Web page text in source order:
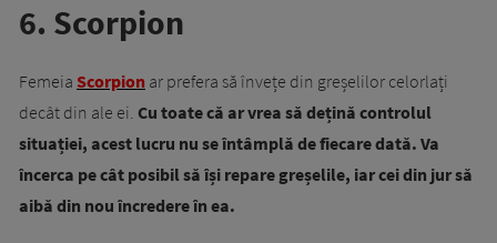
6. Scorpion
Femeia Scorpion ar prefera să învețe din greșelilor celorlați
decât din ale ei. Cu toate că ar vrea să dețină controlul
situației, acest lucru nu se întâmplă de fiecare dată. Va
încerca pe cât posibil să își repare greșelile, iar cei din jur să
aibă din nou încredere în ea.